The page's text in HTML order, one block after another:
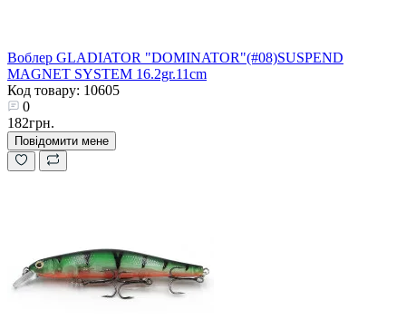
Воблер GLADIATOR "DOMINATOR"(#08)SUSPEND
MAGNET SYSTEM 16.2gr.11cm
Код товару: 10605
0
182грн.
Повідомити мене